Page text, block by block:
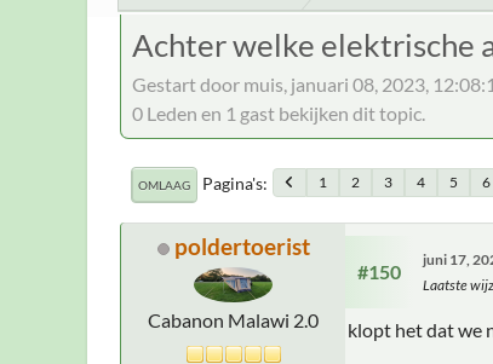
Achter welke elektrische
Gestart door muis, januari 08, 2023,
0 Leden en 1 gast bekijken dit topic.
OMLAAG Pagina's 1 2 3 4 5 6
poldertoerist
Cabanon Malawi 2.0
#150
juni 17,
Laatste
klopt het dat we